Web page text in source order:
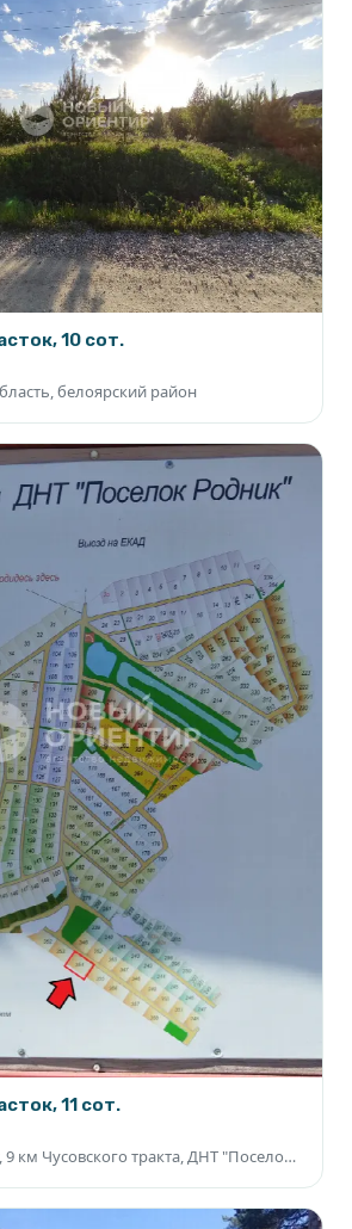
10 сот.
белоярский район
11 сот.
г. Екатеринбург, 9 км Чусовского тракта, ДНТ "Поселок Родник", участок 354